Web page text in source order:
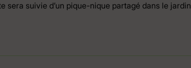
sera suivie d’un pique-nique partagé dans le jardin